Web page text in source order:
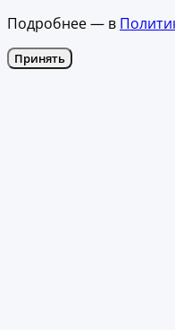
Подробнее — в
Принять